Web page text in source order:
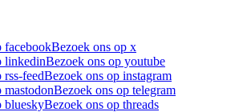
facebookBezoek ons op x
linkedinBezoek ons op youtube
rss-feedBezoek ons op instagram
mastodonBezoek ons op telegram
blueskyBezoek ons op threads